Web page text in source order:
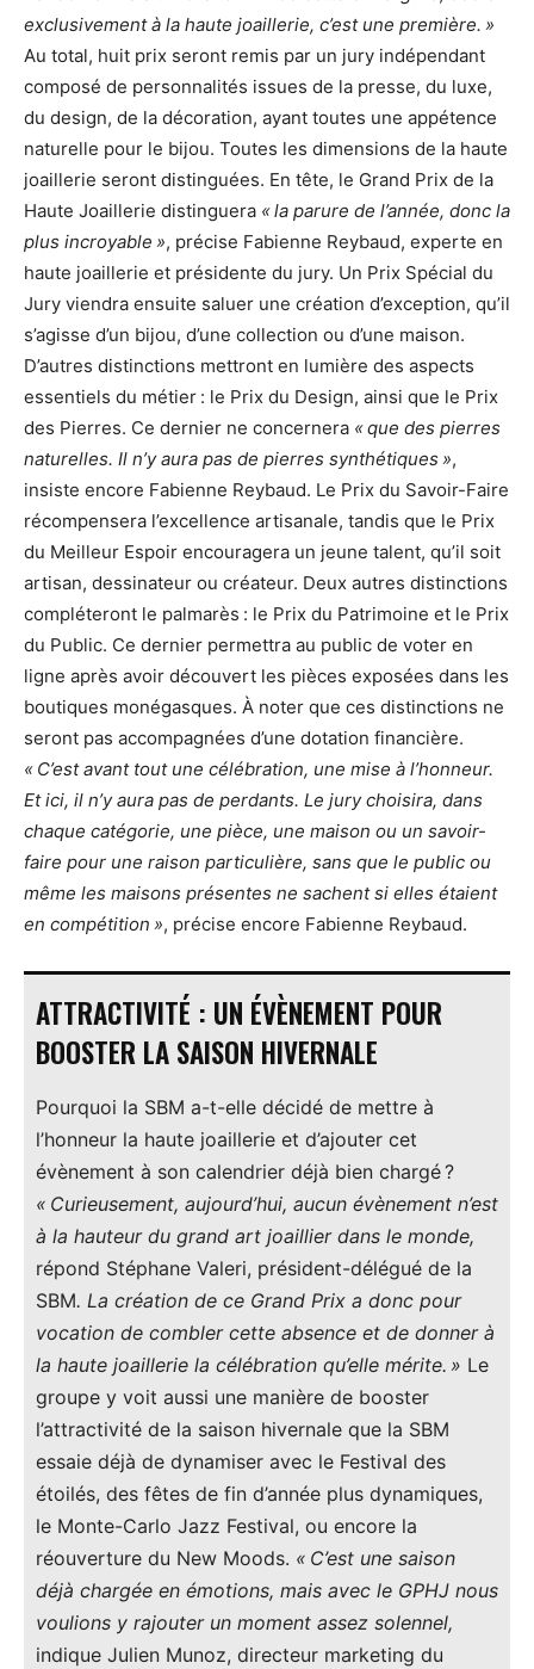
exclusivement à la haute joaillerie, c’est une première. »
Au total, huit prix seront remis par un jury indépendant
composé de personnalités issues de la presse, du luxe,
du design, de la décoration, ayant toutes une appétence
naturelle pour le bijou. Toutes les dimensions de la haute
joaillerie seront distinguées. En tête, le Grand Prix de la
Haute Joaillerie distinguera « la parure de l’année, donc la
plus incroyable », précise Fabienne Reybaud, experte en
haute joaillerie et présidente du jury. Un Prix Spécial du
Jury viendra ensuite saluer une création d’exception, qu’il
s’agisse d’un bijou, d’une collection ou d’une maison.
D’autres distinctions mettront en lumière des aspects
essentiels du métier : le Prix du Design, ainsi que le Prix
des Pierres. Ce dernier ne concernera « que des pierres
naturelles. Il n’y aura pas de pierres synthétiques »,
insiste encore Fabienne Reybaud. Le Prix du Savoir-Faire
récompensera l’excellence artisanale, tandis que le Prix
du Meilleur Espoir encouragera un jeune talent, qu’il soit
artisan, dessinateur ou créateur. Deux autres distinctions
compléteront le palmarès : le Prix du Patrimoine et le Prix
du Public. Ce dernier permettra au public de voter en
ligne après avoir découvert les pièces exposées dans les
boutiques monégasques. À noter que ces distinctions ne
seront pas accompagnées d’une dotation financière.
« C’est avant tout une célébration, une mise à l’honneur.
Et ici, il n’y aura pas de perdants. Le jury choisira, dans
chaque catégorie, une pièce, une maison ou un savoir-
faire pour une raison particulière, sans que le public ou
même les maisons présentes ne sachent si elles étaient
en compétition », précise encore Fabienne Reybaud.
ATTRACTIVITÉ : UN ÉVÈNEMENT POUR
BOOSTER LA SAISON HIVERNALE
Pourquoi la SBM a-t-elle décidé de mettre à
l’honneur la haute joaillerie et d’ajouter cet
évènement à son calendrier déjà bien chargé ?
« Curieusement, aujourd’hui, aucun évènement n’est
à la hauteur du grand art joaillier dans le monde,
répond Stéphane Valeri, président-délégué de la
SBM. La création de ce Grand Prix a donc pour
vocation de combler cette absence et de donner à
la haute joaillerie la célébration qu’elle mérite. » Le
groupe y voit aussi une manière de booster
l’attractivité de la saison hivernale que la SBM
essaie déjà de dynamiser avec le Festival des
étoilés, des fêtes de fin d’année plus dynamiques,
le Monte-Carlo Jazz Festival, ou encore la
réouverture du New Moods. « C’est une saison
déjà chargée en émotions, mais avec le GPHJ nous
voulions y rajouter un moment assez solennel,
indique Julien Munoz, directeur marketing du